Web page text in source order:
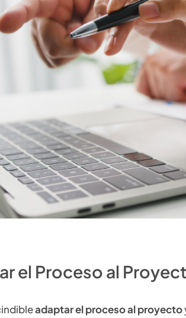
el Proceso al
adaptar el proceso al proyecto